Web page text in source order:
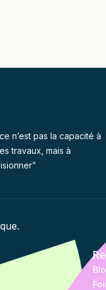
ce n’est pas la capacité à
travaux, mais à